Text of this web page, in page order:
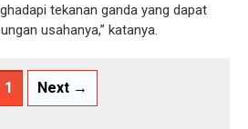
tekanan ganda yang dapat
usahanya,” katanya.
1 Next →